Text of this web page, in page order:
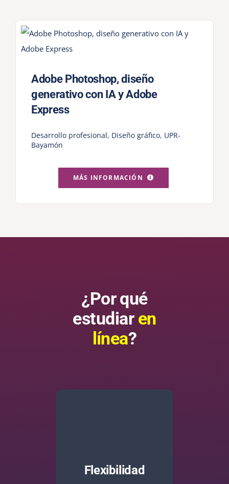
Adobe Photoshop, diseño
generativo con IA y Adobe
Express
Desarrollo profesional, Diseño gráfico, UPR-
Bayamón
MÁS INFORMACIÓN
¿Por qué
estudiar en
línea?
Flexibilidad
sacrificar la